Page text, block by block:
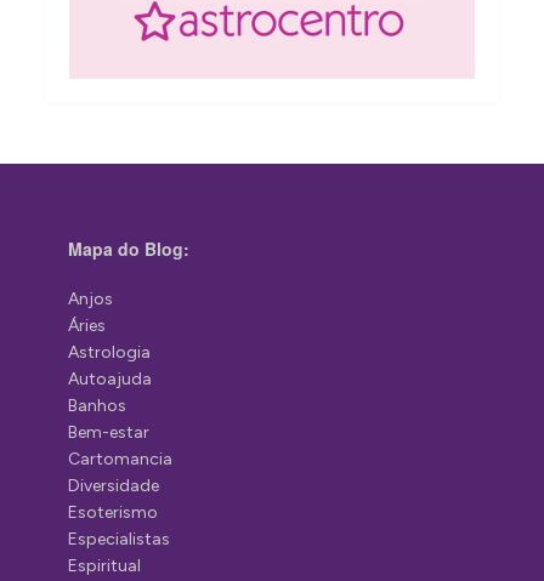
Mapa do Blog:
Anjos
Áries
Astrologia
Autoajuda
Banhos
Bem-estar
Cartomancia
Diversidade
Esoterismo
Especialistas
Espiritual